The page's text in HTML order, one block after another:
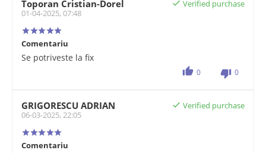
Toporan Cristian-Dorel
Verified purchase
01-04-2025, 07:48
Comentariu
Se potriveste la fix
0 0
GRIGORESCU ADRIAN
Verified purchase
06-03-2025, 22:05
Comentariu